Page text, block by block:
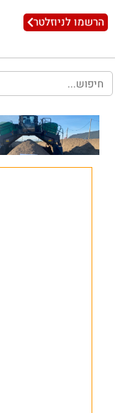
הרשמו לניוזלטר